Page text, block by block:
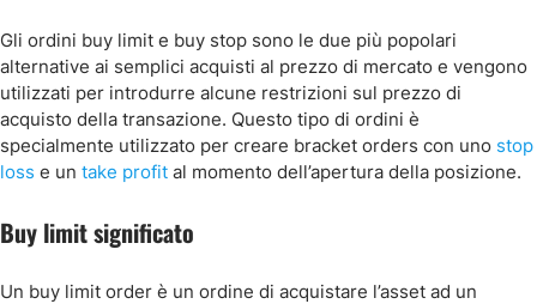
Gli ordini buy limit e buy stop sono le due più popolari
alternative ai semplici acquisti al prezzo di mercato e vengono
utilizzati per introdurre alcune restrizioni sul prezzo di
acquisto della transazione. Questo tipo di ordini è
specialmente utilizzato per creare bracket orders con uno stop
loss e un take profit al momento dell’apertura della posizione.
Buy limit significato
Un buy limit order è un ordine di acquistare l’asset ad un